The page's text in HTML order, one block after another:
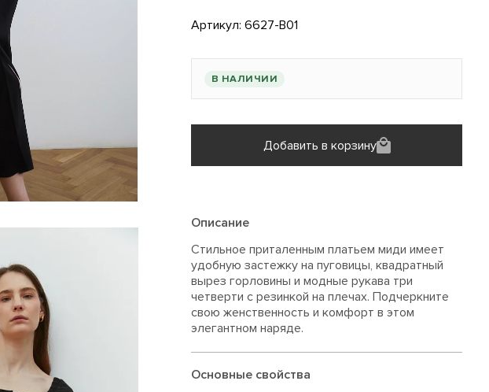
Артикул: 6627-B01
В НАЛИЧИИ
Добавить в корзину
Описание
Стильное приталенным платьем миди имеет
удобную застежку на пуговицы, квадратный
вырез горловины и модные рукава три
четверти с резинкой на плечах. Подчеркните
свою женственность и комфорт в этом
элегантном наряде.
Основные свойства